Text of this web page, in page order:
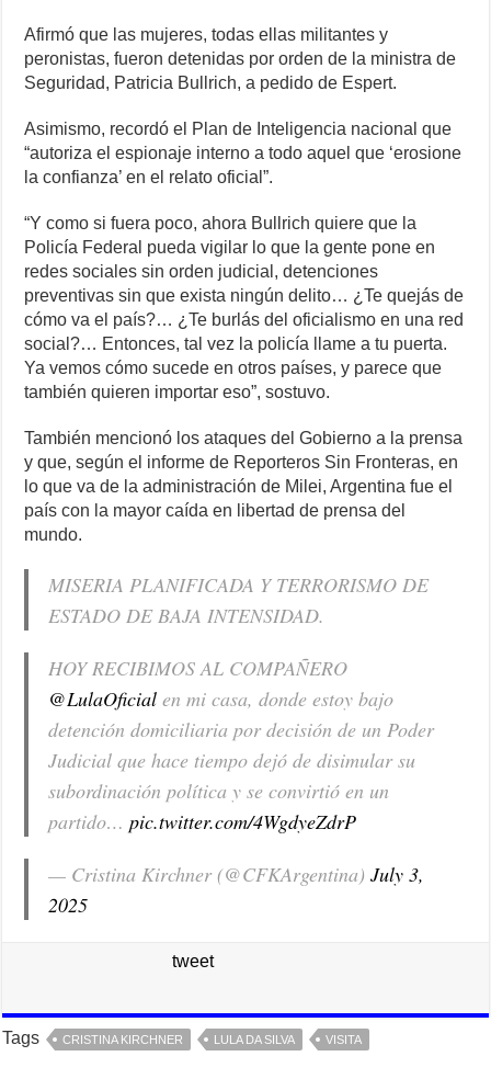
Afirmó que las mujeres, todas ellas militantes y
peronistas, fueron detenidas por orden de la ministra de
Seguridad, Patricia Bullrich, a pedido de Espert.
Asimismo, recordó el Plan de Inteligencia nacional que
“autoriza el espionaje interno a todo aquel que ‘erosione
la confianza’ en el relato oficial”.
“Y como si fuera poco, ahora Bullrich quiere que la
Policía Federal pueda vigilar lo que la gente pone en
redes sociales sin orden judicial, detenciones
preventivas sin que exista ningún delito… ¿Te quejás de
cómo va el país?… ¿Te burlás del oficialismo en una red
social?… Entonces, tal vez la policía llame a tu puerta.
Ya vemos cómo sucede en otros países, y parece que
también quieren importar eso”, sostuvo.
También mencionó los ataques del Gobierno a la prensa
y que, según el informe de Reporteros Sin Fronteras, en
lo que va de la administración de Milei, Argentina fue el
país con la mayor caída en libertad de prensa del
mundo.
MISERIA PLANIFICADA Y TERRORISMO DE
ESTADO DE BAJA INTENSIDAD.
HOY RECIBIMOS AL COMPAÑERO
@LulaOficial en mi casa, donde estoy bajo
detención domiciliaria por decisión de un Poder
Judicial que hace tiempo dejó de disimular su
subordinación política y se convirtió en un
partido…pic.twitter.com/4WgdyeZdrP
— Cristina Kirchner (@CFKArgentina)July 3,
2025
tweet
Tags CRISTINA KIRCHNER LULA DA SILVA VISITA